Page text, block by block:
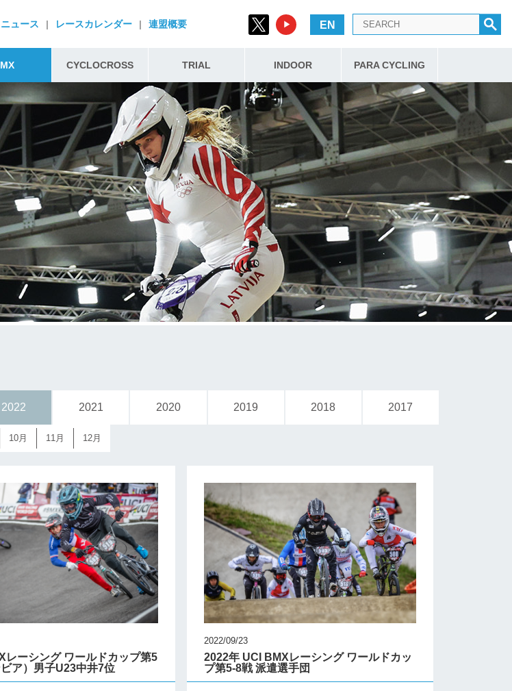
ニュース | レースカレンダー | 連盟概要 EN
CYCLOCROSS TRIAL INDOOR PARA CYCLING
2022 2021 2020 2019 2018 2017
10月 11月 12月
レーシング ワールドカップ第5
ア）男子U23中井7位
2022/09/23
2022年 UCI BMXレーシング ワールドカッ
プ第5-8戦 派遣選手団